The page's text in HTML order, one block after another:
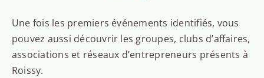
Une fois les premiers événements identifiés, vous
pouvez aussi découvrir les groupes, clubs d’affaires,
associations et réseaux d’entrepreneurs présents à
Roissy.